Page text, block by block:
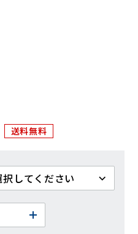
送料無料